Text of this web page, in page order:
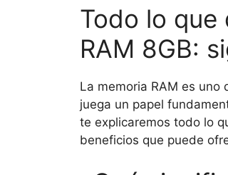
Todo lo que
RAM 8GB:
La memoria RAM es
juega un papel
te explicaremos todo lo
beneficios que puede